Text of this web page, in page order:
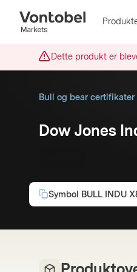
Dette produkt er
Bull og bear certifikater
Dow Jones
Symbol BULL INDU